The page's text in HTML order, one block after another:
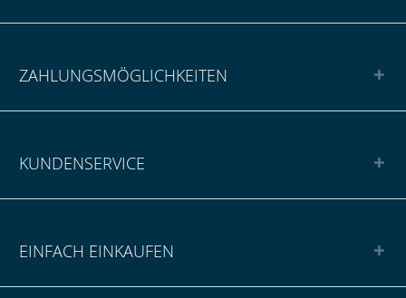
ZAHLUNGSMÖGLICHKEITEN
KUNDENSERVICE
EINFACH EINKAUFEN